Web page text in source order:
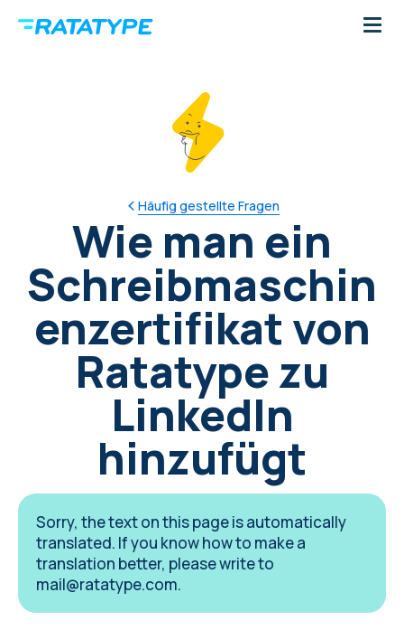
Häufig gestellte Fragen
Wie man ein
Schreibmaschin
enzertifikat von
Ratatype zu
LinkedIn
hinzufügt
Sorry, the text on this page is automatically
translated. If you know how to make a
translation better, please write to
mail@ratatype.com.